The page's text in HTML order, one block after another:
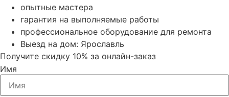
опытные мастера
гарантия на выполняемые работы
профессиональное оборудование для ремонта
Выезд на дом: Ярославль
Получите скидку 10% за онлайн-заказ
Имя